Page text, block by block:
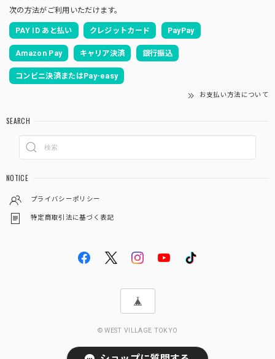
次の方法がご利用いただけます。
PAY ID あと払い クレジットカード PayPay
Amazon Pay キャリア決済 銀行振込
コンビニ決済またはPay-easy
お支払い方法について
SEARCH
NOTICE
プライバシーポリシー
特定商取引法に基づく表記
© WEST VILLAGE TOKYO